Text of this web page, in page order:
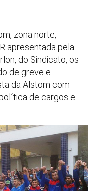
zona norte,
apresentada pela
do Sindicato, os
de greve e
da Alstom com
de cargos e